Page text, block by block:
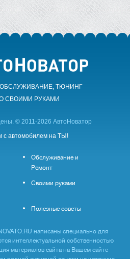
ТЮНИНГ
CВОИМИ РУКАМИ
© 2011-2026 АвтоНоватор
-
с автомобилем на ТЫ!
Обслуживание и
Ремонт
Своими руками
Полезные советы
написаны специально для
интеллектуальной собственностью
материалов сайта на Вашем сайте